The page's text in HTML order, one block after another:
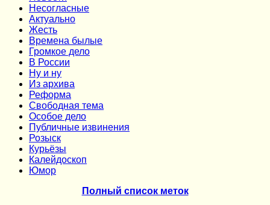
Несогласные
Актуально
Жесть
Времена былые
Громкое дело
В России
Ну и ну
Из архива
Реформа
Cвободная тема
Особое дело
Публичные извинения
Розыск
Курьёзы
Калейдоскоп
Юмор
Полный список меток